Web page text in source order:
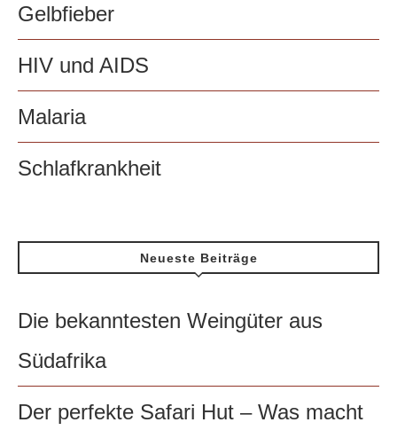
Gelbfieber
HIV und AIDS
Malaria
Schlafkrankheit
Neueste Beiträge
Die bekanntesten Weingüter aus
Südafrika
Der perfekte Safari Hut – Was macht